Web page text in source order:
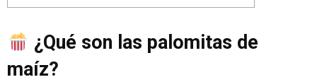
¿Qué son las palomitas de
maíz?